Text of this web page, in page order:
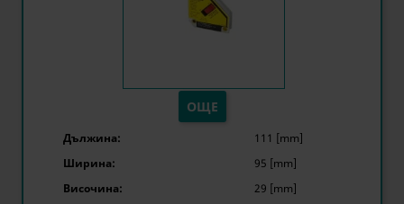
ОЩЕ
Дължина:
111 [mm]
Ширина:
95 [mm]
Височина:
29 [mm]